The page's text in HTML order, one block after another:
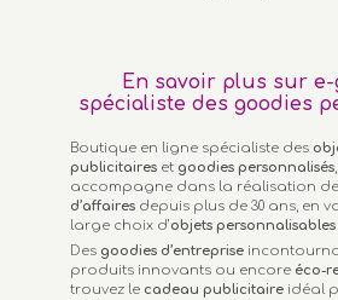
En savoir plus sur e-
spécialiste des goodies
Boutique en ligne spécialiste des
publicitaires et goodies personnalisés,
accompagne dans la réalisation
d’affaires depuis plus de 30 ans, en
large choix d’objets personnalisables
Des goodies d’entreprise
produits innovants ou encore éco-
trouvez le cadeau publicitaire idéal